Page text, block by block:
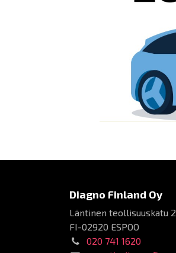
Diagno Finland Oy
Läntinen teollisuuskatu 2
FI-02920 ESPOO
020 741 1620